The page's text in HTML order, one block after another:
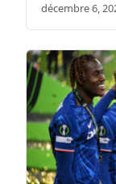
décembre 6,